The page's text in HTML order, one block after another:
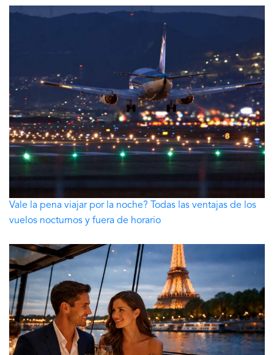
Vale la pena viajar por la noche? Todas las ventajas de los
vuelos nocturnos y fuera de horario